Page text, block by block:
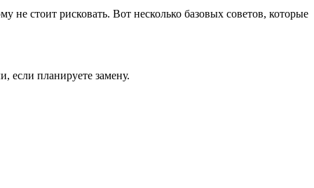
не стоит рисковать. Вот несколько базовых советов, которые
если планируете замену.